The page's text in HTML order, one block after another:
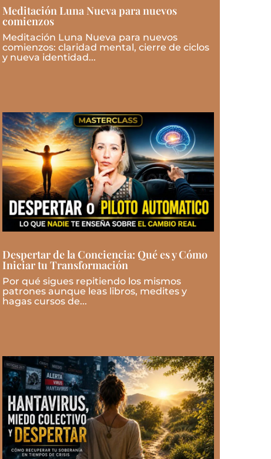
Meditación Luna Nueva para nuevos
comienzos
Meditación Luna Nueva para nuevos
comienzos: claridad mental, cierre de ciclos
y nueva identidad...
Despertar de la Conciencia: Qué es y Cómo
Iniciar tu Transformación
Por qué sigues repitiendo los mismos
patrones aunque leas libros, medites y
hagas cursos de...